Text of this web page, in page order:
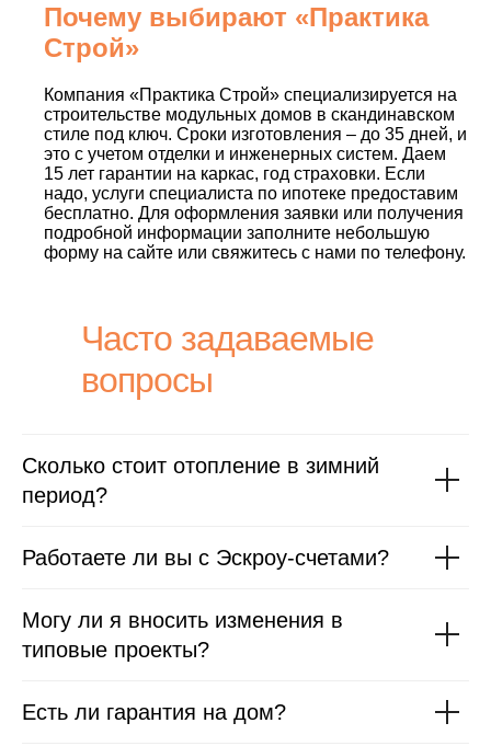
Почему выбирают «Практика
Строй»
Компания «Практика Строй» специализируется на
строительстве модульных домов в скандинавском
стиле под ключ. Сроки изготовления – до 35 дней, и
это с учетом отделки и инженерных систем. Даем
15 лет гарантии на каркас, год страховки. Если
надо, услуги специалиста по ипотеке предоставим
бесплатно. Для оформления заявки или получения
подробной информации заполните небольшую
форму на сайте или свяжитесь с нами по телефону.
Часто задаваемые
вопросы
Сколько стоит отопление в зимний
период?
Работаете ли вы с Эскроу-счетами?
Могу ли я вносить изменения в
типовые проекты?
Есть ли гарантия на дом?
WhatsApp
Вконтакте
YouTube
Ленинградская обл., дер. Вартемяги,
ул. Колхозная, 41